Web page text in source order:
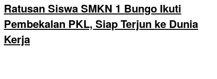
Ratusan Siswa SMKN 1 Bungo Ikuti
Pembekalan PKL, Siap Terjun ke Dunia
Kerja